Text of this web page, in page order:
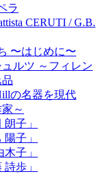
ラ
CERUTI / G.B.
〜はじめに〜
ルツ ～フィレン
の名器を現代
～
子」
子」
子」
歩」